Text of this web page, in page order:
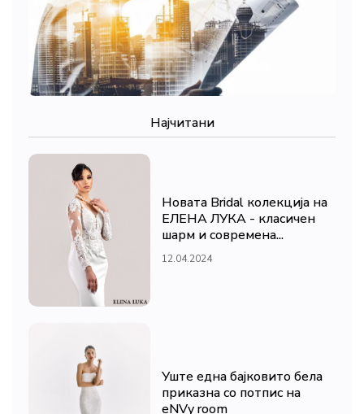
Најчитани
Новата Bridal колекција на
ЕЛЕНА ЛУКА - класичен
шарм и современа...
12.04.2024
Уште една бајковито бела
приказна со потпис на
eNVy room